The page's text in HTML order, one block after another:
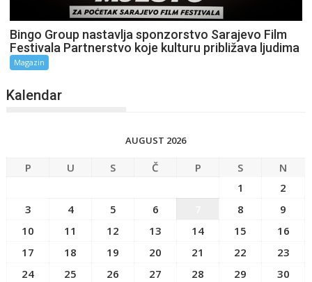
Bingo Group nastavlja sponzorstvo Sarajevo Film
Festivala Partnerstvo koje kulturu približava ljudima
Magazin
Kalendar
AUGUST 2026
P U S Č P S
N
1
2
3
4 5 6 8
9
10
11 12 13 14 15
16
17
18 19 20 21 22
23
24
25 26 27 28 29
30